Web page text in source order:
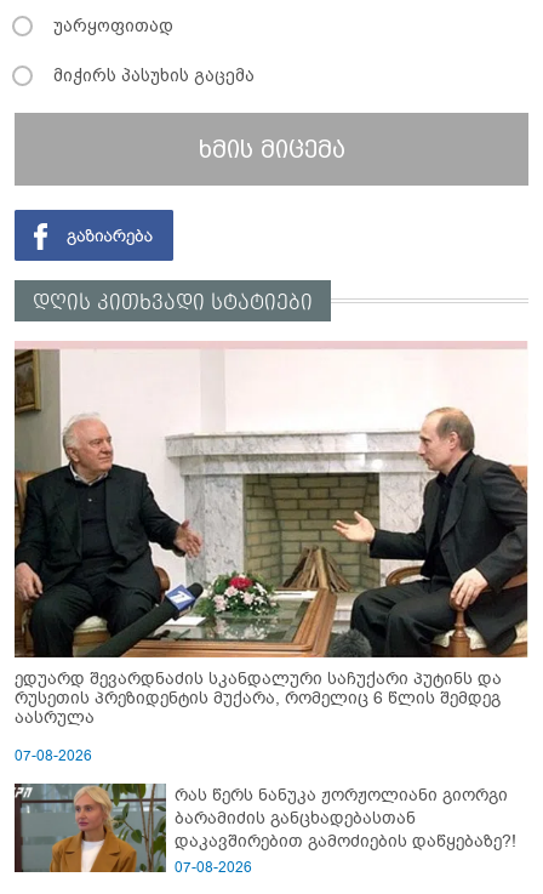
უარყოფითად
მიჭირს პასუხის გაცემა
ხმის მიცემა
დღის კითხვადი სტატიები
ედუარდ შევარდნაძის სკანდალური საჩუქარი პუტინს და
რუსეთის პრეზიდენტის მუქარა, რომელიც 6 წლის შემდეგ
აასრულა
07-08-2026
რას წერს ნანუკა ჟორჟოლიანი გიორგი
ბარამიძის განცხადებასთან
დაკავშირებით გამოძიების დაწყებაზე?!
07-08-2026